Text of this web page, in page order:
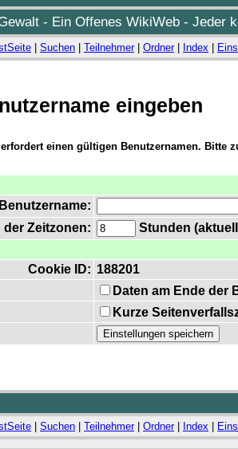
- Ein Offenes WikiWeb - Jeder
Suchen Teilnehmer| Ordner| Index
eingeben
einen gültigen Benutzernamen. Bitte
Benutzername:
Zeitzonen:
Stunden
Cookie ID: 188201
Daten am Ende der
Kurze
Suchen Teilnehmer| Ordner| Index